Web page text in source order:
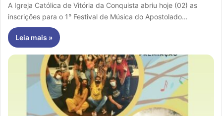
A Igreja Católica de Vitória da Conquista abriu hoje (02) as
inscrições para o 1° Festival de Música do Apostolado…
Leia mais »